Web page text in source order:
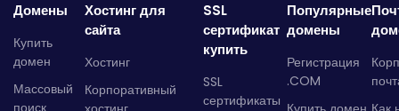
Домены
Купить
домен
Массовый
Хостинг для
сайта
Хостинг
Корпоративный
SSL
сертификат
купить
SSL
сертификаты
Популярные
домены
Регистрация
.COM